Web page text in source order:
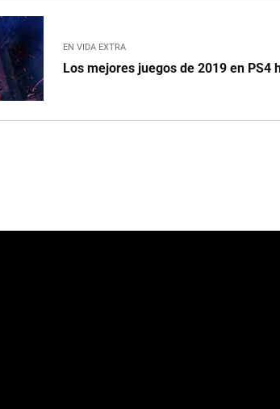
EN VIDA EXTRA
Los mejores juegos de 2019 en PS4